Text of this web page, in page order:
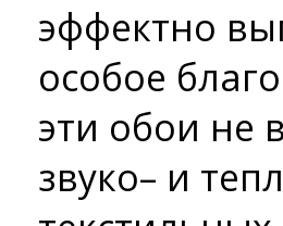
эффектно
особое
эти обои не
звуко– и